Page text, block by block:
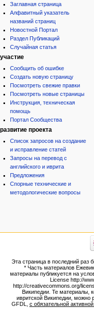
Заглавная страница
Алфавитный указатель
названий страниц
Новостной Портал
Раздел Публикаций
Случайная статья
участие
Сообщить об ошибке
Создать новую страницу
Посмотреть свежие правки
Посмотреть новые страницы
Инструкция, техническая
помощь
Портал Сообщества
развитие проекта
Список запросов на создание
и исправление статей
Запросы на перевод с
английского и иврита
Предложения
Спорные технические и
методологические вопросы
Версия
для
Постоянная
ссылка
Сведения
категории
Народ
Проекты
Проекты/Участники/
дополнения
Публикации:Авторы
Публикации:Статьи по типу
Темы
Эта страница в последний раз
* Часть материалов
материалы публикуется на
License http://
http://creativecommons.org/
Википедии. Те материалы,
ивритской Википедии, можно
GFDL, с обязательной